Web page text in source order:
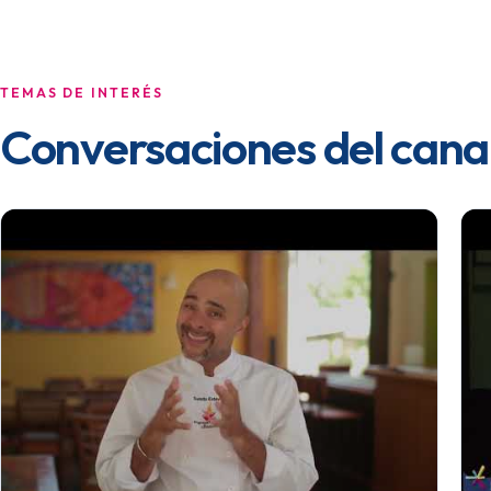
TEMAS DE INTERÉS
Conversaciones del